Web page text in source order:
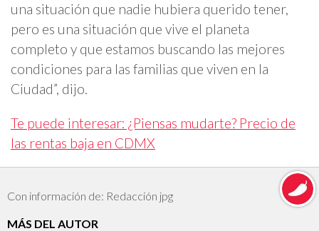
una situación que nadie hubiera querido tener,
pero es una situación que vive el planeta
completo y que estamos buscando las mejores
condiciones para las familias que viven en la
Ciudad”, dijo.
Te puede interesar: ¿Piensas mudarte? Precio de
las rentas baja en CDMX
Con información de: Redacción jpg
MÁS DEL AUTOR